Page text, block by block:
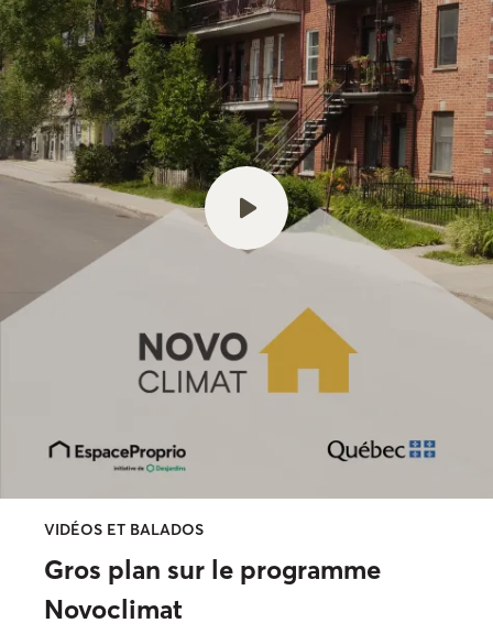
VIDÉOS ET BALADOS
Gros plan sur le programme
Novoclimat